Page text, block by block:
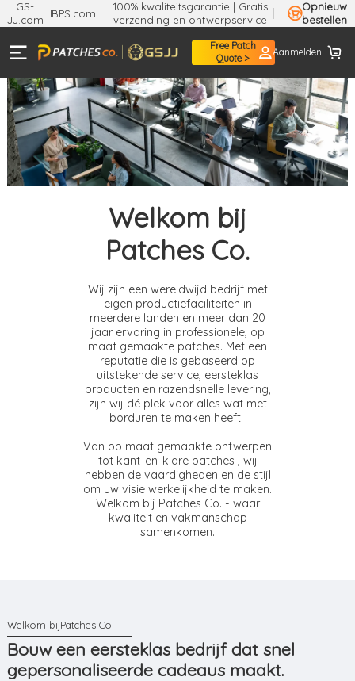
GS-
JJ.com
BPS.com
100% kwaliteitsgarantie | Gratis
verzending en ontwerpservice
Opnieuw
bestellen
Free Patch
Quote >
Aanmelden
Welkom bij
Patches Co.
Wij zijn een wereldwijd bedrijf met
eigen productiefaciliteiten in
meerdere landen en meer dan 20
jaar ervaring in professionele, op
maat gemaakte patches. Met een
reputatie die is gebaseerd op
uitstekende service, eersteklas
producten en razendsnelle levering,
zijn wij dé plek voor alles wat met
borduren te maken heeft.
Van op maat gemaakte ontwerpen
tot kant-en-klare patches , wij
hebben de vaardigheden en de stijl
om uw visie werkelijkheid te maken.
Welkom bij Patches Co. - waar
kwaliteit en vakmanschap
samenkomen.
Bouw een eersteklas bedrijf dat snel
gepersonaliseerde cadeaus maakt.